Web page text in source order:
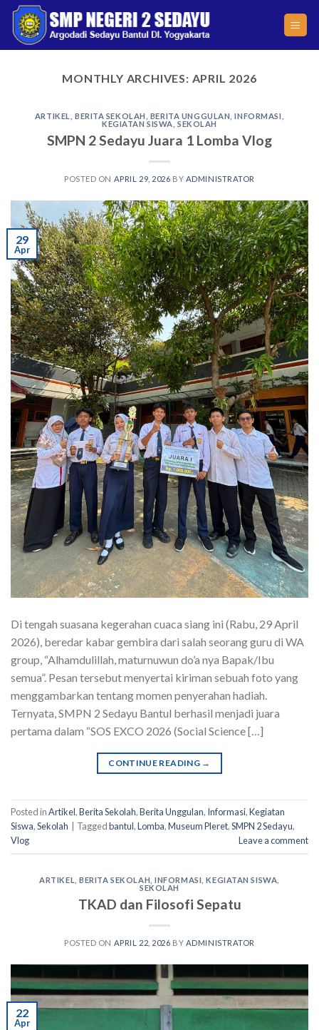
Skip
content
MONTHLY ARCHIVES: APRIL 2026
ARTIKEL BERITA SEKOLAH BERITA UNGGULAN ,INFORMASI
KEGIATAN SISWA ,SEKOLAH
SMPN 2 Sedayu Juara 1 Lomba Vlog
POSTED ON APRIL 29, 2026 BY ADMINISTRATOR
29
Apr
Di tengah suasana kegerahan cuaca siang ini (Rabu, 29 April
2026), beredar kabar gembira dari salah seorang guru di WA
group, “Alhamdulillah, maturnuwun do’a nya Bapak/Ibu
semua”. Pesan tersebut menyertai kiriman sebuah foto yang
menggambarkan tentang momen penyerahan hadiah.
Ternyata, SMPN 2 Sedayu Bantul berhasil menjadi juara
pertama dalam “SOS EXCO 2026 (Social Science […]
CONTINUE READING →
Posted inArtikel,Berita Sekolah,Berita Unggulan, Informasi,Kegiatan
Siswa,Sekolah Taggedbantul,Lomba,Museum Pleret,SMPN 2 Sedayu,
Vlog
Leave a comment
ARTIKEL ,BERITA SEKOLAH ,INFORMASI ,KEGIATAN SISWA
SEKOLAH
TKAD dan Filosofi Sepatu
POSTED ON APRIL 22, 2026 BY ADMINISTRATOR
22
Apr